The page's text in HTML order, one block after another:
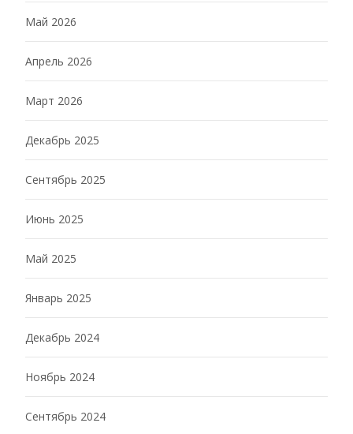
Май 2026
Апрель 2026
Март 2026
Декабрь 2025
Сентябрь 2025
Июнь 2025
Май 2025
Январь 2025
Декабрь 2024
Ноябрь 2024
Сентябрь 2024